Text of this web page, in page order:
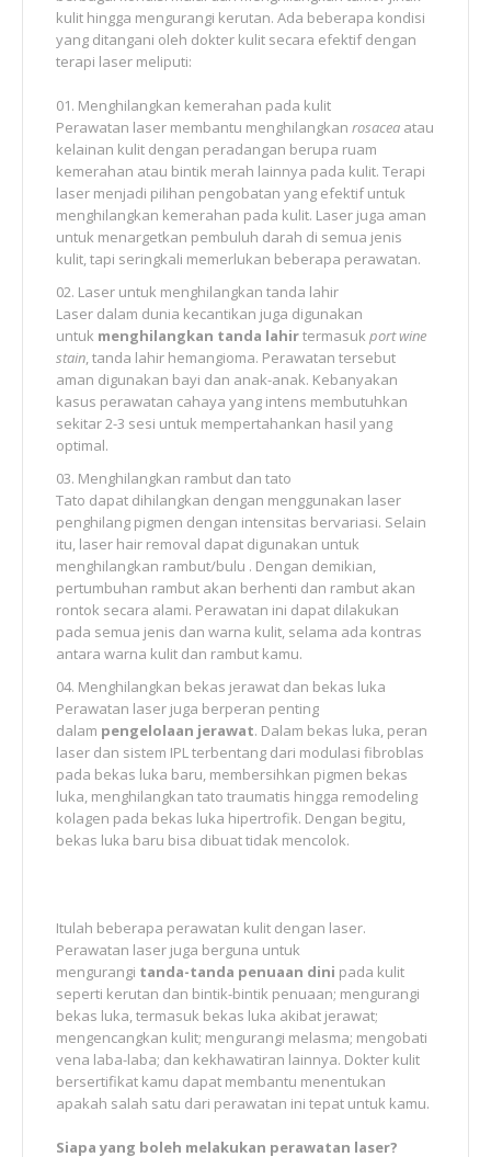
kulit hingga mengurangi kerutan. Ada beberapa kondisi
yang ditangani oleh dokter kulit secara efektif dengan
terapi laser meliputi:
Menghilangkan kemerahan pada kulit
Perawatan laser membantu menghilangkan rosacea atau
kelainan kulit dengan peradangan berupa ruam
kemerahan atau bintik merah lainnya pada kulit. Terapi
laser menjadi pilihan pengobatan yang efektif untuk
menghilangkan kemerahan pada kulit. Laser juga aman
untuk menargetkan pembuluh darah di semua jenis
kulit, tapi seringkali memerlukan beberapa perawatan.
Laser untuk menghilangkan tanda lahir
Laser dalam dunia kecantikan juga digunakan
untuk menghilangkan tanda lahirtermasuk port wine
stain, tanda lahir hemangioma. Perawatan tersebut
aman digunakan bayi dan anak-anak. Kebanyakan
kasus perawatan cahaya yang intens membutuhkan
sekitar 2-3 sesi untuk mempertahankan hasil yang
optimal.
Menghilangkan rambut dan tato
Tato dapat dihilangkan dengan menggunakan laser
penghilang pigmen dengan intensitas bervariasi. Selain
itu, laser hair removal dapat digunakan untuk
menghilangkan rambut/bulu . Dengan demikian,
pertumbuhan rambut akan berhenti dan rambut akan
rontok secara alami. Perawatan ini dapat dilakukan
pada semua jenis dan warna kulit, selama ada kontras
antara warna kulit dan rambut kamu.
Menghilangkan bekas jerawat dan bekas luka
Perawatan laser juga berperan penting
dalam pengelolaan jerawat. Dalam bekas luka, peran
laser dan sistem IPL terbentang dari modulasi fibroblas
pada bekas luka baru, membersihkan pigmen bekas
luka, menghilangkan tato traumatis hingga remodeling
kolagen pada bekas luka hipertrofik. Dengan begitu,
bekas luka baru bisa dibuat tidak mencolok.
Itulah beberapa perawatan kulit dengan laser.
Perawatan laser juga berguna untuk
mengurangi tanda-tanda penuaan dini pada kulit
seperti kerutan dan bintik-bintik penuaan; mengurangi
bekas luka, termasuk bekas luka akibat jerawat;
mengencangkan kulit; mengurangi melasma; mengobati
vena laba-laba; dan kekhawatiran lainnya. Dokter kulit
bersertifikat kamu dapat membantu menentukan
apakah salah satu dari perawatan ini tepat untuk kamu.
Siapa yang boleh melakukan perawatan laser?